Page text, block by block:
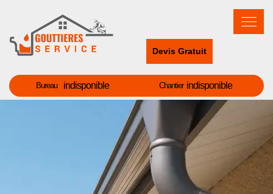
Devis Gratuit
Bureau indisponible Chantier indisponible